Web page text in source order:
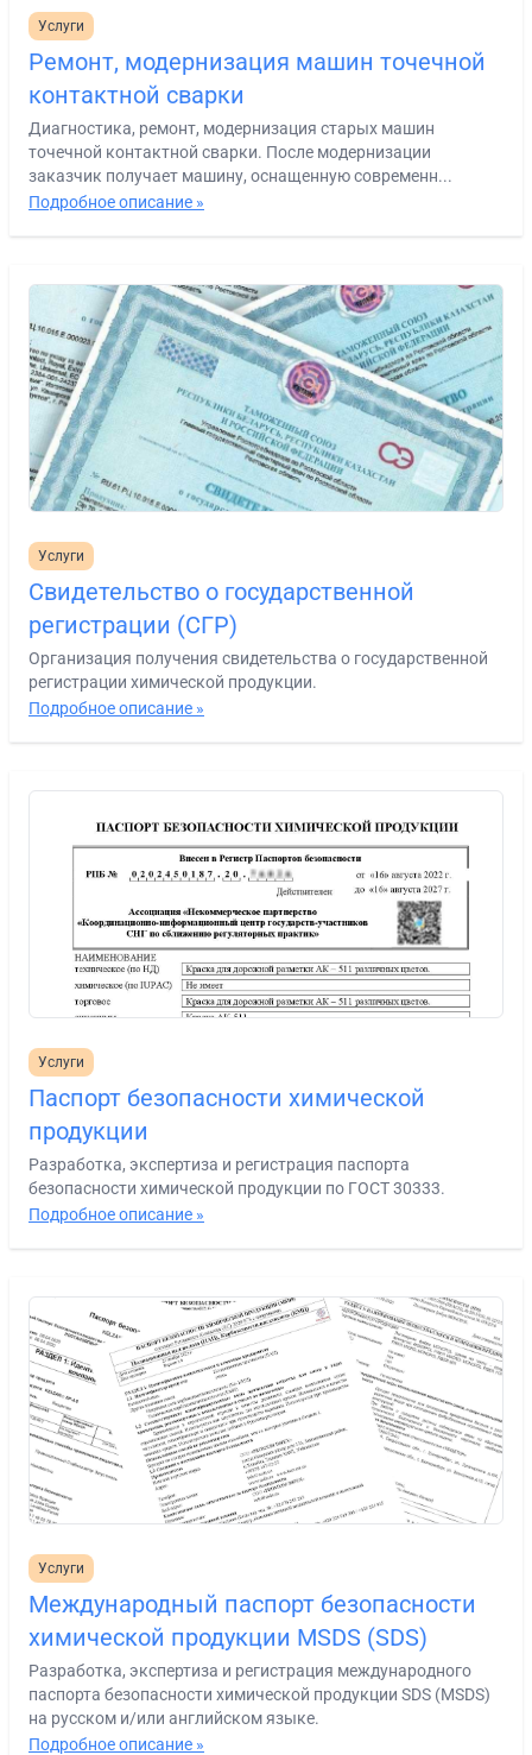
Услуги
Ремонт, модернизация машин точечной
контактной сварки
Диагностика, ремонт, модернизация старых машин
точечной контактной сварки. После модернизации
заказчик получает машину, оснащенную современн...
Подробное описание »
Услуги
Свидетельство о государственной
регистрации (СГР)
Организация получения свидетельства о государственной
регистрации химической продукции.
Подробное описание »
Услуги
Паспорт безопасности химической
продукции
Разработка, экспертиза и регистрация паспорта
безопасности химической продукции по ГОСТ 30333.
Подробное описание »
Услуги
Международный паспорт безопасности
химической продукции MSDS (SDS)
Разработка, экспертиза и регистрация международного
паспорта безопасности химической продукции SDS (MSDS)
на русском и/или английском языке.
Подробное описание »